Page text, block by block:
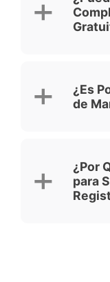
¿Es
de
¿Por
para